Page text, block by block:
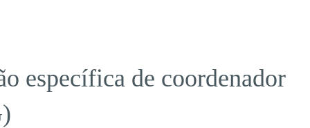
específica de coordenador